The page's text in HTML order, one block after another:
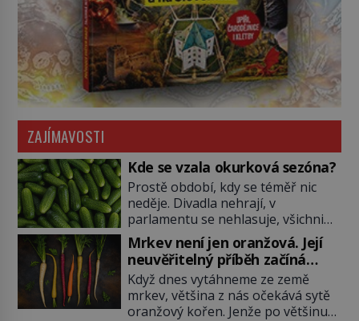
ZAJÍMAVOSTI
Kde se vzala okurková sezóna?
Prostě období, kdy se téměř nic
neděje. Divadla nehrají, v
parlamentu se nehlasuje, všichni
jsou na dovolené a média tak
nemají o čem mluvit a psát. A
vymýšlejí si proto témata, které
nikoho nezajímají. Proč je však ona
letní doba spojovaná zrovna s
okurkami? Okurkovou sezónu
Mrkev není jen oranžová. Její
neuvěřitelný příběh začíná
fialovou barvou
Když dnes vytáhneme ze země
mrkev, většina z nás očekává sytě
oranžový kořen. Jenže po většinu